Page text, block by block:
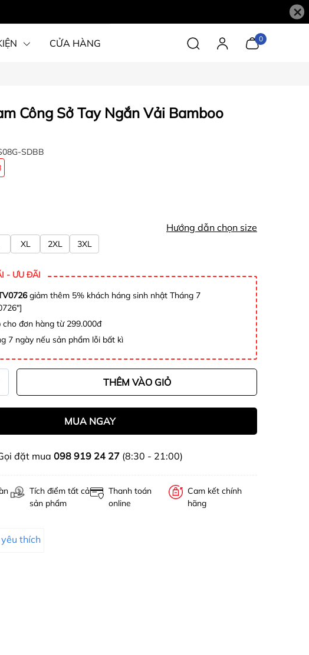
×
CỬA HÀNG 0
Công Sở Tay Ngắn Vải Bamboo
SDBB
Hướng dẫn chọn size
XL 2XL 3XL
- ƯU ĐÃI
giảm thêm 5% khách háng sinh nhật Tháng 7
cho đơn hàng từ 299.000đ
7 ngày nếu sản phẩm lỗi bất kì
THÊM VÀO GIỎ
MUA NGAY
đặt mua 098 919 24 27(8:30 - 21:00)
Tích điểm tất cả
sản phẩm
Thanh toán
online
Cam kết chính
hãng
thích